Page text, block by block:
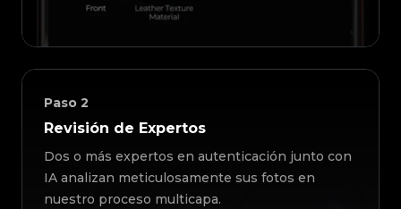
Paso 2
Revisión de Expertos
Dos o más expertos en autenticación junto con
IA analizan meticulosamente sus fotos en
nuestro proceso multicapa.